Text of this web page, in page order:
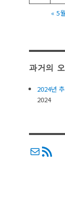
« 5월
과거의
2024년
2024
메일RSS